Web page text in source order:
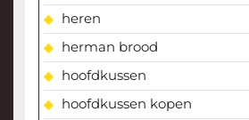
heren
herman brood
hoofdkussen
hoofdkussen kopen